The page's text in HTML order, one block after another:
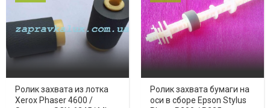
Ролик захвата из лотка
Xerox Phaser 4600 /
Ролик захвата бумаги на
оси в сборе Epson Stylus